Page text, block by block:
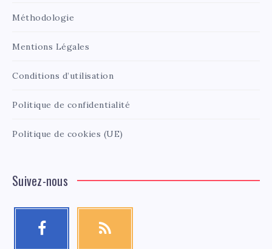
Méthodologie
Mentions Légales
Conditions d’utilisation
Politique de confidentialité
Politique de cookies (UE)
Suivez-nous